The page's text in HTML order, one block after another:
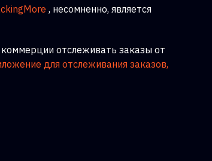
, несомненно, является
отслеживать заказы от
для отслеживания заказов,